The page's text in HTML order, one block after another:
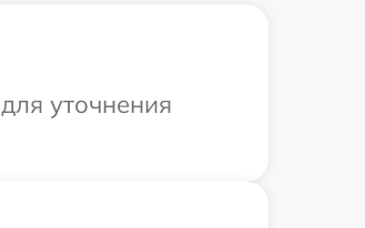
уточнения